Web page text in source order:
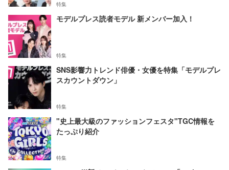
特集
モデルプレス読者モデル 新メンバー加入！
特集
SNS影響力トレンド俳優・女優を特集「モデルプレ
スカウントダウン」
特集
"史上最大級のファッションフェスタ"TGC情報を
たっぷり紹介
特集